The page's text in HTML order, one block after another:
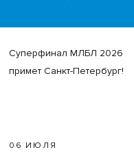
Суперфинал МЛБЛ 2026
примет Санкт-Петербург!
06 ИЮЛЯ